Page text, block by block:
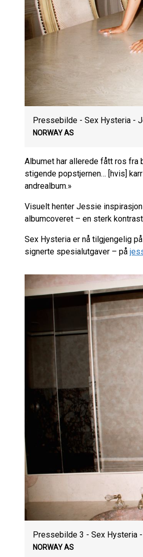
Pressebilde - Sex Hysteria -
NORWAY AS
Albumet har allerede fått ros fra
stigende popstjernen… [hvis]
andrealbum.»
Visuelt henter Jessie
albumcoveret – en sterk
Sex Hysteria er nå tilgjengelig
signerte spesialutgaver – på
Pressebilde 3 - Sex Hysteria
NORWAY AS